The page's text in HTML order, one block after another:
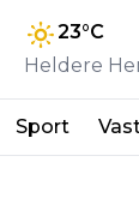
23°C
Heldere
Sport